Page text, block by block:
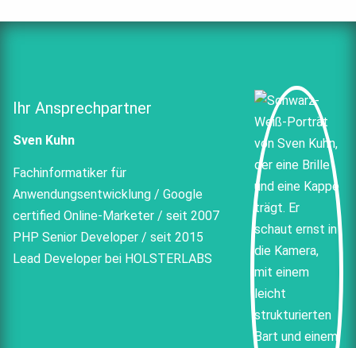
Ihr Ansprechpartner
Sven Kuhn
Fachinformatiker für
Anwendungsentwicklung / Google
certified Online-Marketer / seit 2007
PHP Senior Developer / seit 2015
Lead Developer bei HOLSTERLABS